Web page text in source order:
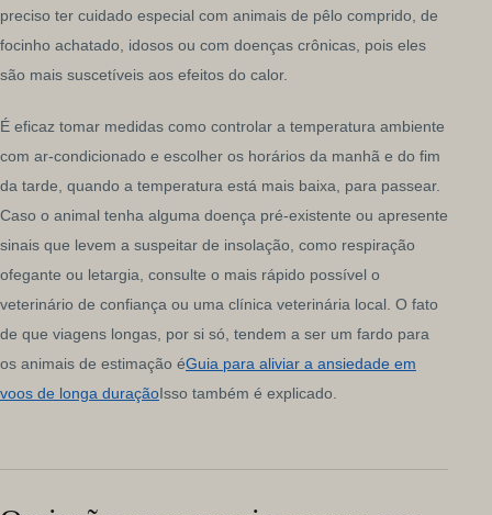
preciso ter cuidado especial com animais de pêlo comprido, de
focinho achatado, idosos ou com doenças crônicas, pois eles
são mais suscetíveis aos efeitos do calor.
É eficaz tomar medidas como controlar a temperatura ambiente
com ar-condicionado e escolher os horários da manhã e do fim
da tarde, quando a temperatura está mais baixa, para passear.
Caso o animal tenha alguma doença pré-existente ou apresente
sinais que levem a suspeitar de insolação, como respiração
ofegante ou letargia, consulte o mais rápido possível o
veterinário de confiança ou uma clínica veterinária local. O fato
de que viagens longas, por si só, tendem a ser um fardo para
os animais de estimação éGuia para aliviar a ansiedade em
voos de longa duraçãoIsso também é explicado.